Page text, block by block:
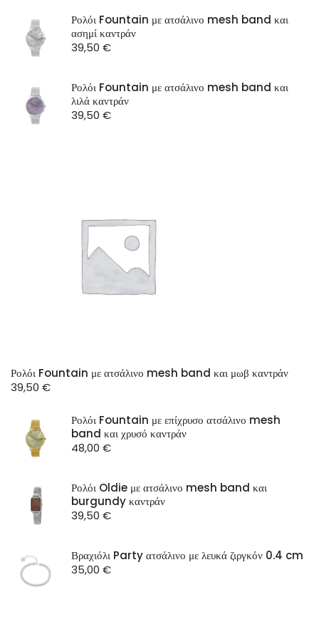
ST Watch
Ρολόι Fountain με ατσάλινο mesh band και
ασημί καντράν
39,50 €
Ρολόι Fountain με ατσάλινο mesh band και
λιλά καντράν
39,50 €
Ρολόι Fountain με ατσάλινο mesh band και μωβ καντράν
39,50 €
Ρολόι Fountain με επίχρυσο ατσάλινο mesh
band και χρυσό καντράν
48,00 €
Ρολόι Oldie με ατσάλινο mesh band και
burgundy καντράν
39,50 €
Βραχιόλι Party ατσάλινο με λευκά ζιργκόν 0.4 cm
35,00 €